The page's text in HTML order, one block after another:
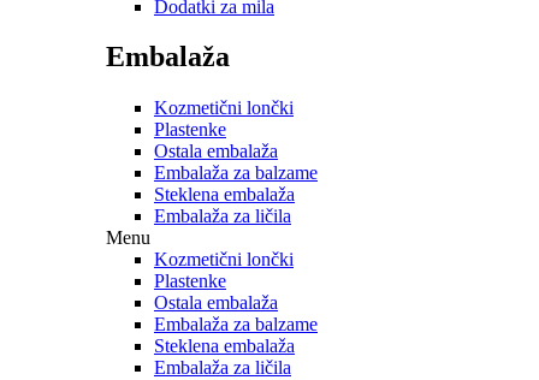
Dodatki za mila
Embalaža
Kozmetični lončki
Plastenke
Ostala embalaža
Embalaža za balzame
Steklena embalaža
Embalaža za ličila
Menu
Kozmetični lončki
Plastenke
Ostala embalaža
Embalaža za balzame
Steklena embalaža
Embalaža za ličila